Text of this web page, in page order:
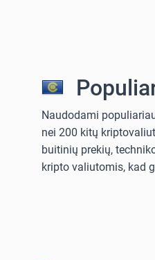
Naudodami
nei 200 kitų
buitinių prekių,
kripto valiutomis, kad